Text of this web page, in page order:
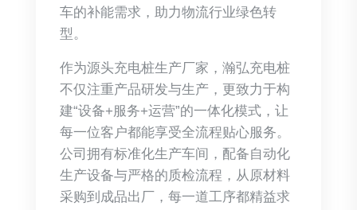
车的补能需求，助力物流行业绿色转
型。
作为源头充电桩生产厂家，瀚弘充电桩
不仅注重产品研发与生产，更致力于构
建“设备+服务+运营”的一体化模式，让
每一位客户都能享受全流程贴心服务。
公司拥有标准化生产车间，配备自动化
生产设备与严格的质检流程，从原材料
采购到成品出厂，每一道工序都精益求